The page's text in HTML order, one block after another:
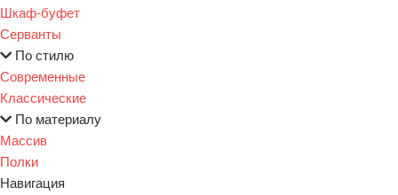
Шкаф-буфет
Серванты
По стилю
Современные
Классические
По материалу
Массив
Полки
Навигация